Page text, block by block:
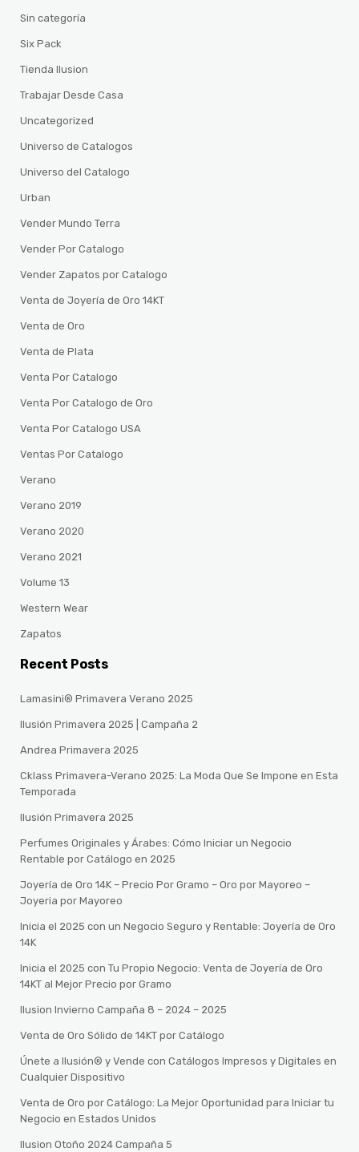
Sin categoría
Six Pack
Tienda Ilusion
Trabajar Desde Casa
Uncategorized
Universo de Catalogos
Universo del Catalogo
Urban
Vender Mundo Terra
Vender Por Catalogo
Vender Zapatos por Catalogo
Venta de Joyería de Oro 14KT
Venta de Oro
Venta de Plata
Venta Por Catalogo
Venta Por Catalogo de Oro
Venta Por Catalogo USA
Ventas Por Catalogo
Verano
Verano 2019
Verano 2020
Verano 2021
Volume 13
Western Wear
Zapatos
Recent Posts
Lamasini® Primavera Verano 2025
Ilusión Primavera 2025 | Campaña 2
Andrea Primavera 2025
Cklass Primavera-Verano 2025: La Moda Que Se Impone en Esta
Temporada
Ilusión Primavera 2025
Perfumes Originales y Árabes: Cómo Iniciar un Negocio
Rentable por Catálogo en 2025
Joyería de Oro 14K – Precio Por Gramo – Oro por Mayoreo –
Joyeria por Mayoreo
Inicia el 2025 con un Negocio Seguro y Rentable: Joyería de Oro
14K
Inicia el 2025 con Tu Propio Negocio: Venta de Joyería de Oro
14KT al Mejor Precio por Gramo
Ilusion Invierno Campaña 8 – 2024 – 2025
Venta de Oro Sólido de 14KT por Catálogo
Únete a Ilusión® y Vende con Catálogos Impresos y Digitales en
Cualquier Dispositivo
Venta de Oro por Catálogo: La Mejor Oportunidad para Iniciar tu
Negocio en Estados Unidos
Ilusion Otoño 2024 Campaña 5